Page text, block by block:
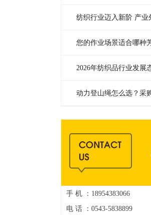
纺织行业迈入新阶 产业
您的作业场景适合哪种
2026年纺织品行业发展
动力登山绳怎么选？采
手 机 ：18954383066
电 话 ：0543-5838899